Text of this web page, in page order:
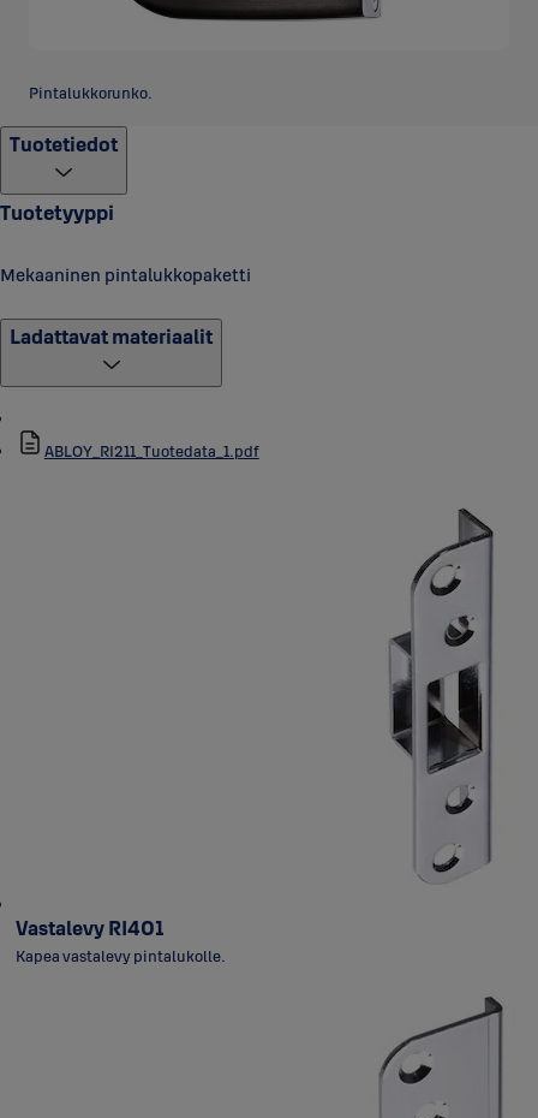
Pintalukkorunko.
Tuotetiedot
Tuotetyyppi
Mekaaninen pintalukkopaketti
Ladattavat materiaalit
ABLOY_RI211_Tuotedata_1.pdf
Vastalevy RI401
Kapea vastalevy pintalukolle.